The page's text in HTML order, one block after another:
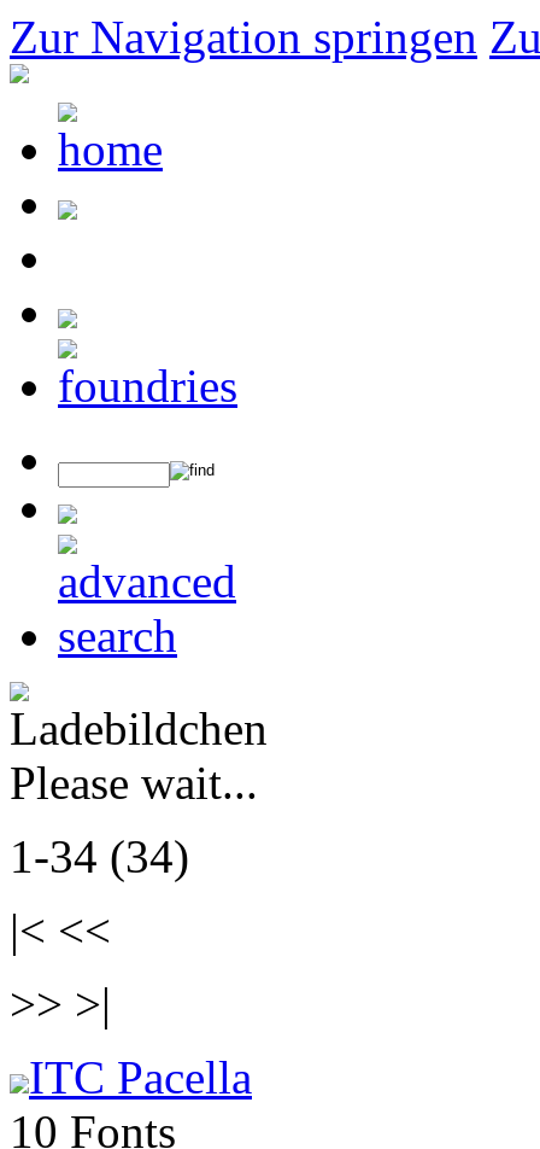
Zur Navigation springen
Please wait...
1-34 (34)
|< <<
>> >|
ITC Pacella
10 Fonts